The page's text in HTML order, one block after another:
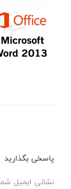
پاسخی بگذارید
نشانی ایمیل